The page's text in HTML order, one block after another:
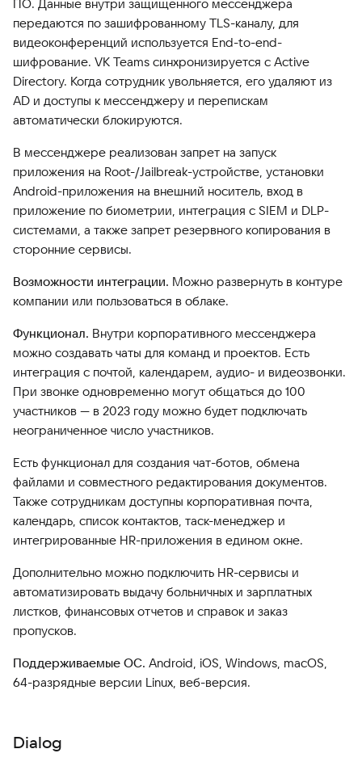
ПО. Данные внутри защищенного мессенджера
передаются по зашифрованному TLS-каналу, для
видеоконференций используется End-to-end-
шифрование. VK Teams синхронизируется с Active
Directory. Когда сотрудник увольняется, его удаляют из
AD и доступы к мессенджеру и перепискам
автоматически блокируются.
В мессенджере реализован запрет на запуск
приложения на Root-/Jailbreak-устройстве, установки
Android-приложения на внешний носитель, вход в
приложение по биометрии, интеграция с SIEM и DLP-
системами, а также запрет резервного копирования в
сторонние сервисы.
Возможности интеграции. Можно развернуть в контуре
компании или пользоваться в облаке.
Функционал. Внутри корпоративного мессенджера
можно создавать чаты для команд и проектов. Есть
интеграция с почтой, календарем, аудио- и видеозвонки.
При звонке одновременно могут общаться до 100
участников — в 2023 году можно будет подключать
неограниченное число участников.
Есть функционал для создания чат-ботов, обмена
файлами и совместного редактирования документов.
Также сотрудникам доступны корпоративная почта,
календарь, список контактов, таск-менеджер и
интегрированные HR-приложения в едином окне.
Дополнительно можно подключить HR-сервисы и
автоматизировать выдачу больничных и зарплатных
листков, финансовых отчетов и справок и заказ
пропусков.
Поддерживаемые ОС. Android, iOS, Windows, macOS,
64-разрядные версии Linux, веб-версия.
Dialog